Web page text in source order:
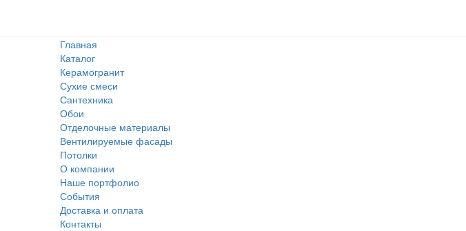
Главная
Каталог
Керамогранит
Сухие смеси
Сантехника
Обои
Отделочные материалы
Вентилируемые фасады
Потолки
О компании
Наше портфолио
События
Доставка и оплата
Контакты